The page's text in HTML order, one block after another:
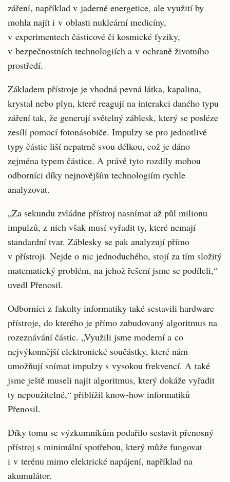
záření, například v jaderné energetice, ale využití by
mohla najít i v oblasti nukleární medicíny,
v experimentech částicové či kosmické fyziky,
v bezpečnostních technologiích a v ochraně životního
prostředí.
Základem přístroje je vhodná pevná látka, kapalina,
krystal nebo plyn, které reagují na interakci daného typu
záření tak, že generují světelný záblesk, který se posléze
zesílí pomocí fotonásobiče. Impulzy se pro jednotlivé
typy částic liší nepatrně svou délkou, což je dáno
zejména typem částice. A právě tyto rozdíly mohou
odborníci díky nejnovějším technologiím rychle
analyzovat.
„Za sekundu zvládne přístroj nasnímat až půl milionu
impulzů, z nich však musí vyřadit ty, které nemají
standardní tvar. Záblesky se pak analyzují přímo
v přístroji. Nejde o nic jednoduchého, stojí za tím složitý
matematický problém, na jehož řešení jsme se podíleli,“
uvedl Přenosil.
Odborníci z fakulty informatiky také sestavili hardware
přístroje, do kterého je přímo zabudovaný algoritmus na
rozeznávání částic. „Využili jsme moderní a co
nejvýkonnější elektronické součástky, které nám
umožňují snímat impulzy s vysokou frekvencí. A také
jsme ještě museli najít algoritmus, který dokáže vyřadit
ty nepoužitelné,“ přiblížil know-how informatiků
Přenosil.
Díky tomu se výzkumníkům podařilo sestavit přenosný
přístroj s minimální spotřebou, který může fungovat
i v terénu mimo elektrické napájení, například na
akumulátor.